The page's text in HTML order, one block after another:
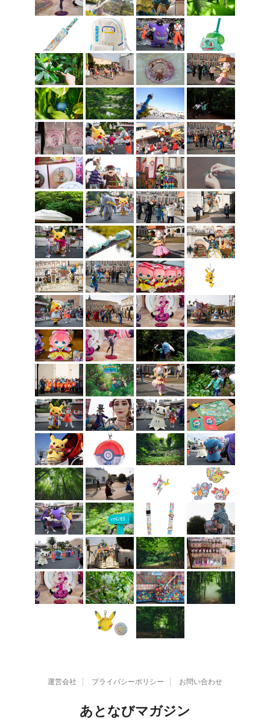
運営会社 プライバシーポリシー お問い合わせ
あとなびマガジン